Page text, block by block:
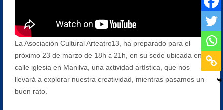
La Asociación Cultural Arteatro13, ha preparado para el
próximo 23 de marzo de 18h a 21h, en su sede ubicada en
calle iglesia en Manilva, una actividad artística, que nos
llevará a explorar nuestra creatividad, mientras pasamos un
buen rato.